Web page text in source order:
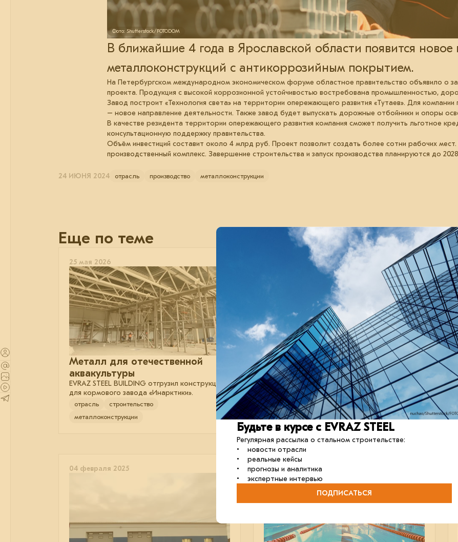
Фото: Shutterstock/FOTODOM
В ближайшие 4 года в Ярославской области появится новое
металлоконструкций с антикоррозийным покрытием.
На Петербургском международном экономическом форуме областное правительство объявило о
проекта. Продукция с высокой коррозионной устойчивостью востребована промышленностью,
Завод построит «Технология света» на территории опережающего развития «Тутаев». Для
– новое направление деятельности. Также завод будет выпускать дорожные отбойники и опоры
В качестве резидента территории опережающего развития компания сможет получить льготное
консультационную поддержку правительства.
Объём инвестиций составит около 4 млрд руб. Проект позволит создать более сотни рабочих
производственный комплекс. Завершение строительства и запуск производства планируются до
24 ИЮНЯ 2024 отрасль производство металлоконструкции
Еще по теме
25 мая 2026
Металл для отечественной
аквакультуры
EVRAZ STEEL BUILDING отгрузил конструкции
для кормового завода «Инарктики».
отрасль
строительство
металлоконструкции
26 февраля 2026
Модульный дом на основе ИИ
покоряет рынок
Компания Samsung представила модель
модульного дома на основе искусственного
интеллекта.
кейсы строительство отрасль
04 февраля 2025 03 июля 2024
Будьте в курсе с EVRAZ STEEL
Регулярная рассылка о стальном строительстве:
• новости отрасли
• реальные кейсы
• прогнозы и аналитика
• экспертные интервью
ПОДПИСАТЬСЯ